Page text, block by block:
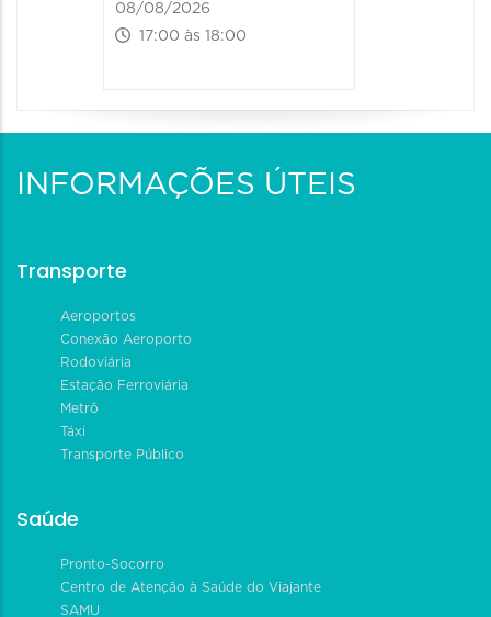
08/08/2026
17:00 às 18:00
INFORMAÇÕES ÚTEIS
Transporte
Aeroportos
Conexão Aeroporto
Rodoviária
Estação Ferroviária
Metrô
Táxi
Transporte Público
Saúde
Pronto-Socorro
Centro de Atenção à Saúde do Viajante
SAMU